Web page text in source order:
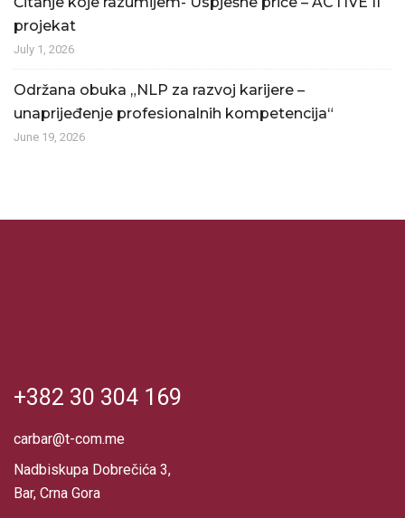
projekat
July 1, 2026
Održana obuka „NLP za razvoj karijere –
unaprijeđenje profesionalnih kompetencija“
June 19, 2026
+382 30 304 169
carbar@t-com.me
Nadbiskupa Dobrečića 3,
Bar, Crna Gora